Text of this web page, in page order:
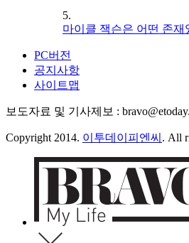
5.
마이클 잭슨은 어떤 존재
PC버전
공지사항
사이트맵
보도자료 및 기사제보 :
Copyright 2014. 이투데이피엔씨 . All